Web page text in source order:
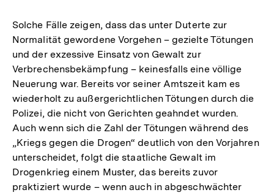
Solche Fälle zeigen, dass das unter Duterte zur
Normalität gewordene Vorgehen – gezielte Tötungen
und der exzessive Einsatz von Gewalt zur
Verbrechensbekämpfung – keinesfalls eine völlige
Neuerung war. Bereits vor seiner Amtszeit kam es
wiederholt zu außergerichtlichen Tötungen durch die
Polizei, die nicht von Gerichten geahndet wurden.
Auch wenn sich die Zahl der Tötungen während des
„Kriegs gegen die Drogen“ deutlich von den Vorjahren
unterscheidet, folgt die staatliche Gewalt im
Drogenkrieg einem Muster, das bereits zuvor
praktiziert wurde – wenn auch in abgeschwächter